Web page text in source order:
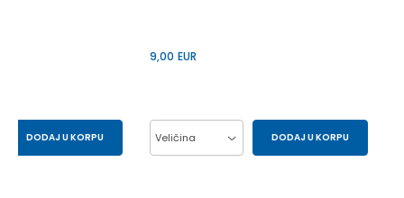
DODAJ U KORPU
9,00 EUR
Veličina DODAJ U KORPU